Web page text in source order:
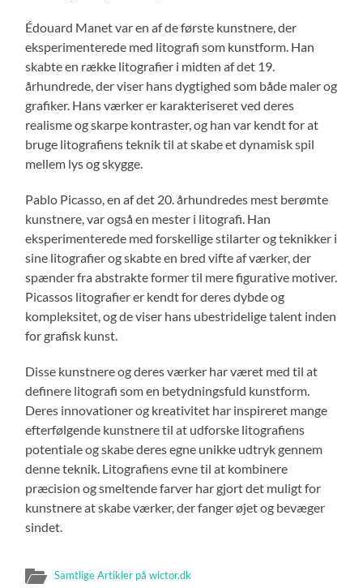
Édouard Manet var en af de første kunstnere, der
eksperimenterede med litografi som kunstform. Han
skabte en række litografier i midten af det 19.
århundrede, der viser hans dygtighed som både maler og
grafiker. Hans værker er karakteriseret ved deres
realisme og skarpe kontraster, og han var kendt for at
bruge litografiens teknik til at skabe et dynamisk spil
mellem lys og skygge.
Pablo Picasso, en af det 20. århundredes mest berømte
kunstnere, var også en mester i litografi. Han
eksperimenterede med forskellige stilarter og teknikker i
sine litografier og skabte en bred vifte af værker, der
spænder fra abstrakte former til mere figurative motiver.
Picassos litografier er kendt for deres dybde og
kompleksitet, og de viser hans ubestridelige talent inden
for grafisk kunst.
Disse kunstnere og deres værker har været med til at
definere litografi som en betydningsfuld kunstform.
Deres innovationer og kreativitet har inspireret mange
efterfølgende kunstnere til at udforske litografiens
potentiale og skabe deres egne unikke udtryk gennem
denne teknik. Litografiens evne til at kombinere
præcision og smeltende farver har gjort det muligt for
kunstnere at skabe værker, der fanger øjet og bevæger
sindet.
Samtlige Artikler på wictor.dk